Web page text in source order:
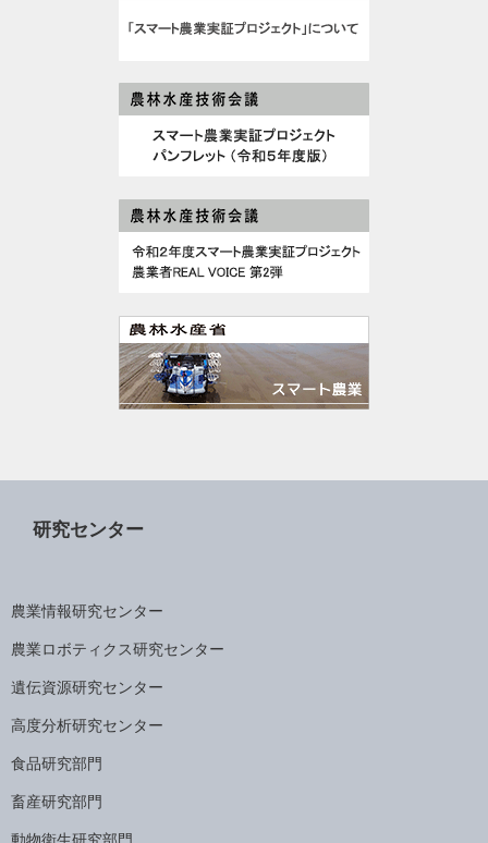
研究センター
農業情報研究センター
農業ロボティクス研究センター
遺伝資源研究センター
高度分析研究センター
食品研究部門
畜産研究部門